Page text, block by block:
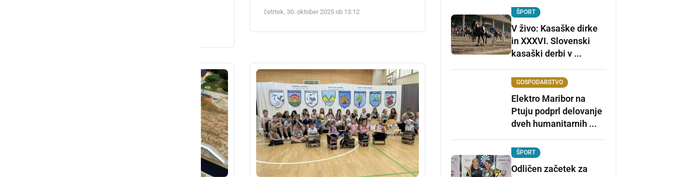
četrtek, 30. oktober 2025 ob 13:12 ŠPORT
V živo: Kasaške dirke
in XXXVI. Slovenski
kasaški derbi v ...
GOSPODARSTVO
Elektro Maribor na
Ptuju podprl delovanje
dveh humanitarnih ...
ŠPORT
Odličen začetek za